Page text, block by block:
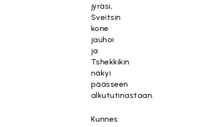
jyräsi,
Sveitsin
kone
jauhoi
ja
Tshekkikin
näkyi
päässeen
alkututinastaan.
Kunnes